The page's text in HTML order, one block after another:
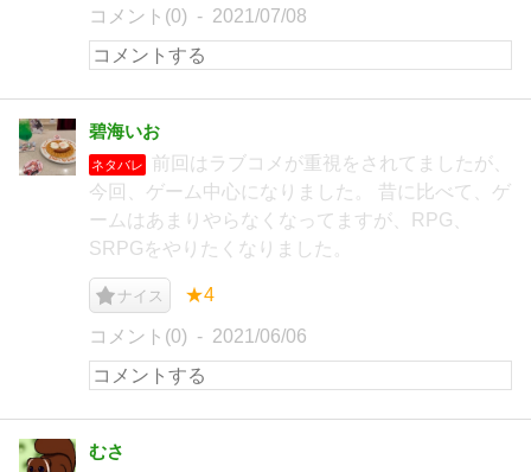
コメント(0) 2021/07/08
碧海いお
ネタバレ
前回はラブコメが重視をされてましたが、
今回、ゲーム中心になりました。 昔に比べて、ゲ
ームはあまりやらなくなってますが、RPG、
SRPGをやりたくなりました。
ナイス ★4
コメント(0) 2021/06/06
むさ